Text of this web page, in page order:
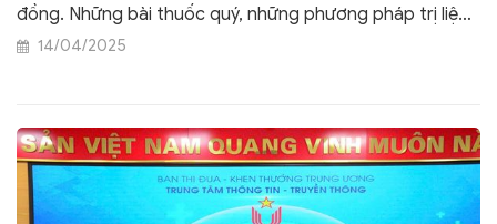
đồng. Những bài thuốc quý, những phương pháp trị liệu
dân gian không chỉ là di sản văn hóa mà còn là tinh hoa
14/04/2025